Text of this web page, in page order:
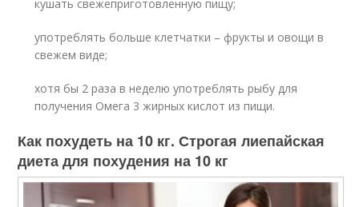
кушать свежеприготовленную пищу;
употреблять больше клетчатки – фрукты и овощи в
свежем виде;
хотя бы 2 раза в неделю употреблять рыбу для
получения Омега 3 жирных кислот из пищи.
Как похудеть на 10 кг. Строгая лиепайская
диета для похудения на 10 кг